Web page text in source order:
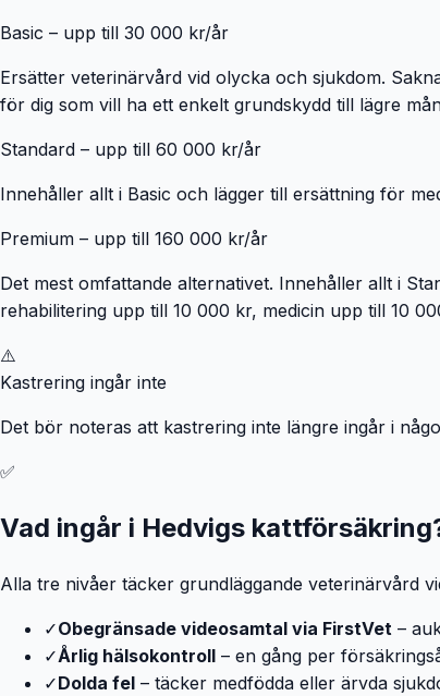
Basic – upp till 30 000 kr/år
Ersätter veterinärvård vid olycka och sjukdom.
för dig som vill ha ett enkelt grundskydd till lägre
Standard – upp till 60 000 kr/år
Innehåller allt i Basic och lägger till ersättning för
Premium – upp till 160 000 kr/år
Det mest omfattande alternativet. Innehåller allt i
rehabilitering upp till 10 000 kr, medicin upp till 10
⚠️
Kastrering ingår inte
Det bör noteras att kastrering inte längre ingår i
✅
Vad ingår i Hedvigs
Alla tre nivåer täcker grundläggande veterinärvård
✓Obegränsade videosamtal via FirstVet –
✓Årlig hälsokontroll – en gång per
✓Dolda fel – täcker medfödda eller ärvda